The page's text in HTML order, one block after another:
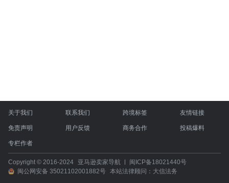
关于我们 联系我们 跨境标签 友情链接
免责声明 用户反馈 商务合作 投稿爆料
专栏作者
Copyright © 2016-2024 亚马逊卖家导航
闽ICP备18021440号
闽公网安备 35021102001882号 本站法律顾问：大信法务